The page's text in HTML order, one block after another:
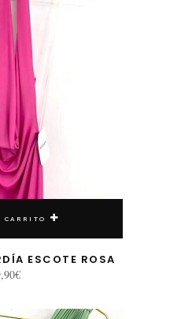
CARRITO
ESCOTE ROSA
€